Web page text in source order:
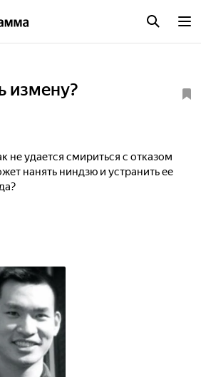
измену?
не удается смириться с отказом
нанять ниндзю и устранить ее